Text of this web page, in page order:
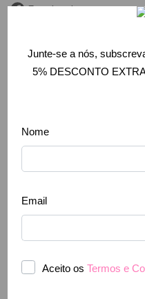
Facebook
RSS
Formulário de
Direito de livre
Se comprou à
contrato dentro do
para nos comunicar a